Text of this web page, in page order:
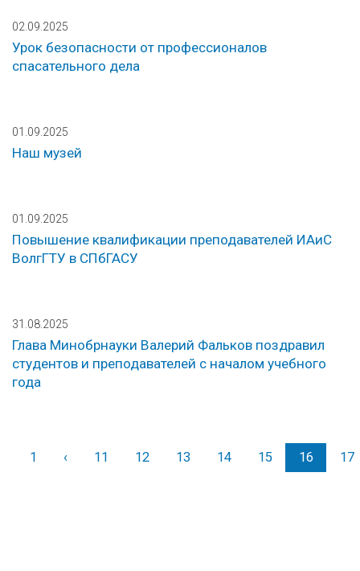
02.09.2025
Урок безопасности от профессионалов
спасательного дела
01.09.2025
Наш музей
01.09.2025
Повышение квалификации преподавателей ИАиС
ВолгГТУ в СПбГАСУ
31.08.2025
Глава Минобрнауки Валерий Фальков поздравил
студентов и преподавателей с началом учебного
года
1 ‹Назад
11 12 13 14 15 16 17